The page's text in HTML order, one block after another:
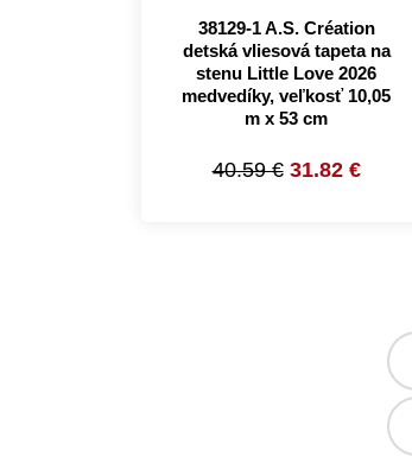
38129-1 A.S. Création
detská vliesová tapeta na
stenu Little Love 2026
medvedíky, veľkosť 10,05
m x 53 cm
40.59 € 31.82 €